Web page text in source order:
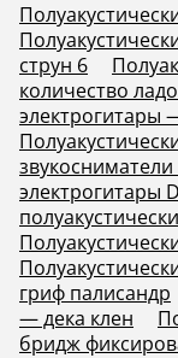
струн 6
количество
электрогитары
звукосниматели
электрогитары
гриф палисандр
— дека клен
бридж